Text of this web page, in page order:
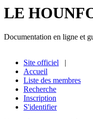
LE
Documentation en ligne et
Site officiel |
Accueil
Liste des membres
Recherche
Inscription
S'identifier